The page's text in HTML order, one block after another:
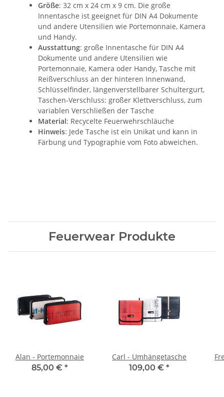
Größe: 32 cm x 24 cm x 9 cm. Die große
Innentasche ist geeignet für DIN A4 Dokumente
und andere Utensilien wie Portemonnaie, Kamera
und Handy.
Ausstattung: große Innentasche für DIN A4
Dokumente und andere Utensilien wie
Portemonnaie, Kamera oder Handy, Tasche mit
Reißverschluss an der hinteren Innenwand,
Schlüsselfinder, längenverstellbarer Schultergurt,
Taschen-Verschluss: großer Klettverschluss, zum
variablen Verschließen der Tasche
Material: Recycelte Feuerwehrschläuche
Hinweis: Jede Tasche ist ein Unikat und kann in
Färbung und Typographie vom Foto abweichen.
Feuerwear Produkte
Alan - Portemonnaie
85,00 € *
Carl - Umhängetasche
109,00 € *